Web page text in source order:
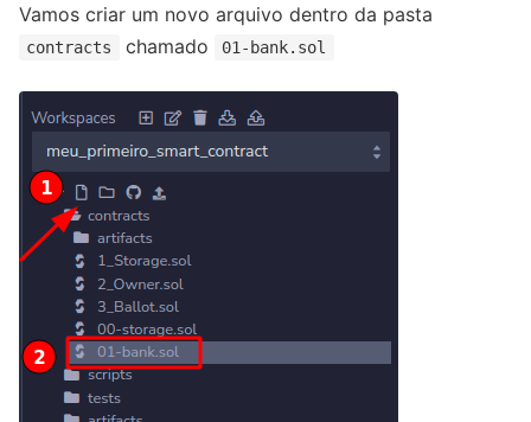
Vamos criar um novo arquivo dentro da pasta
contracts chamado 01-bank.sol